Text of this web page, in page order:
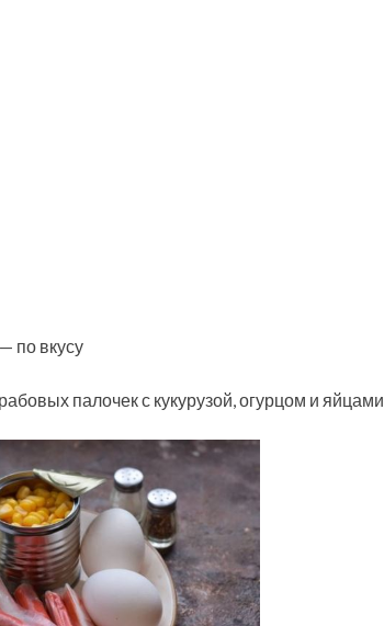
по вкусу
палочек с кукурузой, огурцом и яйцами